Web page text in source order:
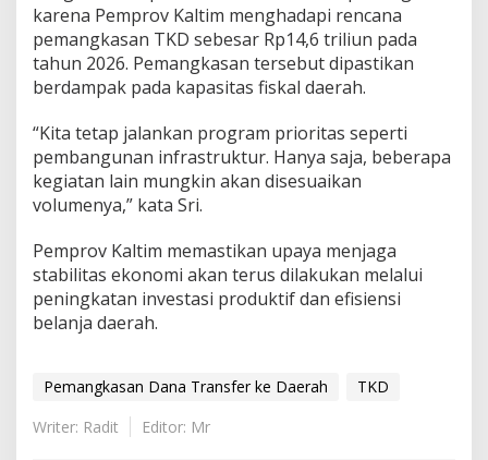
karena Pemprov Kaltim menghadapi rencana
pemangkasan TKD sebesar Rp14,6 triliun pada
tahun 2026. Pemangkasan tersebut dipastikan
berdampak pada kapasitas fiskal daerah.
“Kita tetap jalankan program prioritas seperti
pembangunan infrastruktur. Hanya saja, beberapa
kegiatan lain mungkin akan disesuaikan
volumenya,” kata Sri.
Pemprov Kaltim memastikan upaya menjaga
stabilitas ekonomi akan terus dilakukan melalui
peningkatan investasi produktif dan efisiensi
belanja daerah.
Pemangkasan Dana Transfer ke Daerah
TKD
Writer: Radit
Editor: Mr